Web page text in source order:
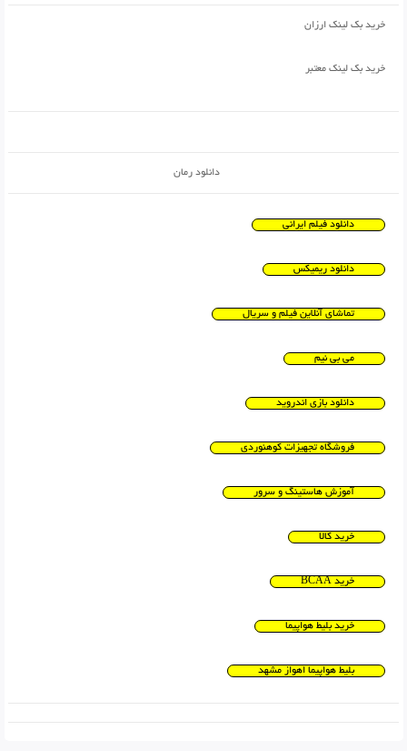
خرید بک لینک ارزان
خرید بک لینک معتبر
دانلود رمان
دانلود فیلم ایرانی
دانلود ریمیکس
تماشای آنلاین فیلم و سریال
می بی نیم
دانلود بازی اندروید
فروشگاه تجهیزات کوهنوردی
آموزش هاستینگ و سرور
خرید کالا
خرید BCAA
خرید بلیط هواپیما
بلیط هواپیما اهواز مشهد